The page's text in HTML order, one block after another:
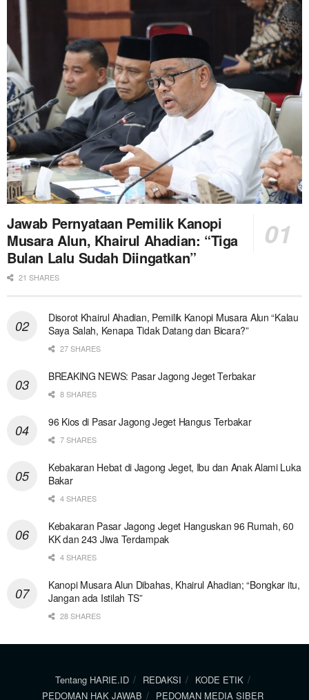
Jawab Pernyataan Pemilik Kanopi
Musara Alun, Khairul Ahadian: “Tiga
Bulan Lalu Sudah Diingatkan”
21 SHARES
Disorot Khairul Ahadian, Pemilik Kanopi Musara Alun “Kalau
Saya Salah, Kenapa Tidak Datang dan Bicara?”
27 SHARES
BREAKING NEWS: Pasar Jagong Jeget Terbakar
8 SHARES
96 Kios di Pasar Jagong Jeget Hangus Terbakar
7 SHARES
Kebakaran Hebat di Jagong Jeget, Ibu dan Anak Alami Luka
Bakar
4 SHARES
Kebakaran Pasar Jagong Jeget Hanguskan 96 Rumah, 60
KK dan 243 Jiwa Terdampak
4 SHARES
Kanopi Musara Alun Dibahas, Khairul Ahadian; “Bongkar itu,
Jangan ada Istilah TS”
28 SHARES
Tentang HARIE.ID REDAKSI
KODE ETIK
PEDOMAN HAK JAWAB
PEDOMAN MEDIA SIBER